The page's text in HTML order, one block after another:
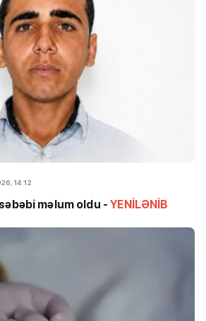
14:12
məlum oldu -YENİLƏNİB